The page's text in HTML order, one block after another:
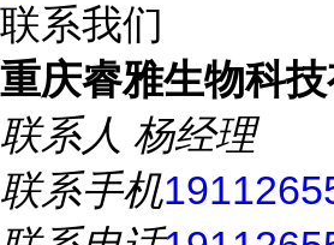
联系我们
重庆睿雅生物科技
联系人 杨经理
联系手机